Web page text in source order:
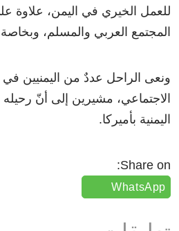
للعمل الخيري في اليمن، علاوة
المجتمع العربي والمسلم،
ونعى الراحل عددٌ من اليمنيين في
الاجتماعي، مشيرين إلى أنّ رحيله
اليمنية بأميركا.
Share on:
WhatsApp